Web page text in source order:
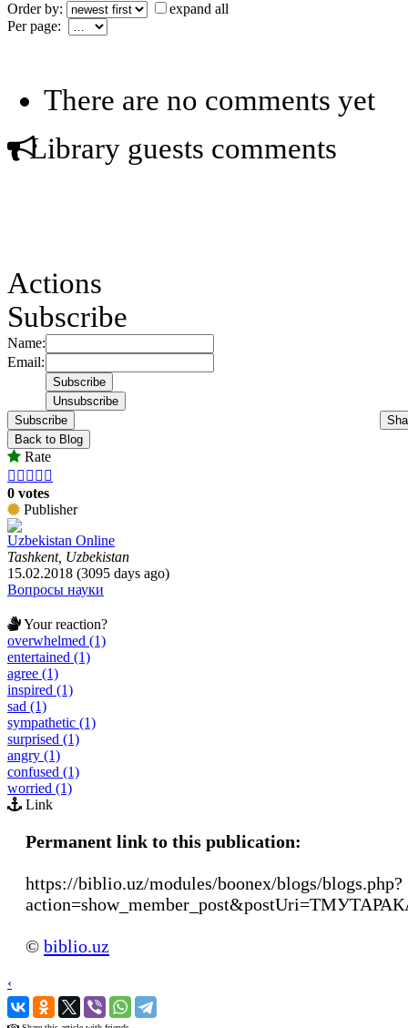
Order by:
expand all
Per page:
There are no comments yet
Library guests comments
Actions
Subscribe
Name:
Email:
Subscribe
Back to Blog
Rate
    
0 votes
Publisher
Uzbekistan Online
Tashkent, Uzbekistan
15.02.2018 (3095 days ago)
Вопросы науки
Your reaction?
overwhelmed (1)
entertained (1)
agree (1)
inspired (1)
sad (1)
sympathetic (1)
surprised (1)
angry (1)
confused (1)
worried (1)
Link
Permanent link to this publication:
https://biblio.uz/modules/boonex/blogs/blogs.php?
© biblio.uz
‹
›